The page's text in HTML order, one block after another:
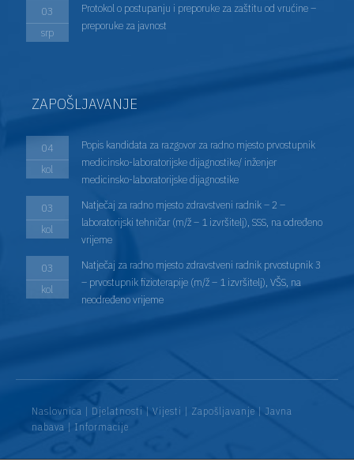
03
srp
Protokol o postupanju i preporuke za zaštitu od vrućine –
preporuke za javnost
ZAPOŠLJAVANJE
04
kol
Popis kandidata za razgovor za radno mjesto prvostupnik
medicinsko-laboratorijske dijagnostike/ inženjer
medicinsko-laboratorijske dijagnostike
03
kol
Natječaj za radno mjesto zdravstveni radnik – 2 –
laboratorijski tehničar (m/ž – 1 izvršitelj), SSS, na određeno
vrijeme
03
kol
Natječaj za radno mjesto zdravstveni radnik prvostupnik 3
– prvostupnik fizioterapije (m/ž – 1 izvršitelj), VŠS, na
neodređeno vrijeme
Naslovnica | Djelatnosti | Vijesti | Zapošljavanje | Javna
nabava | Informacije